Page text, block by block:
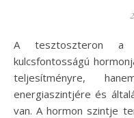
A tesztoszteron a férfiak egészségének egyik
kulcsfontosságú
teljesítményre,
energiaszintjére és
van. A hormon szintje